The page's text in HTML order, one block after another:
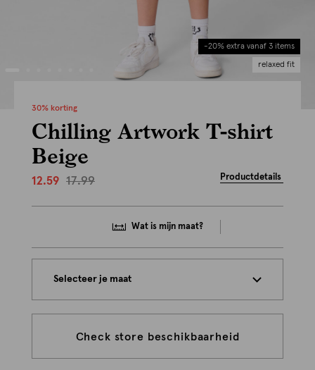
-20% extra vanaf 3 items
relaxed fit
30% korting
Chilling Artwork T-shirt
Beige
12.59 17.99 Productdetails
Wat is mijn maat?
Selecteer je maat
Check store beschikbaarheid